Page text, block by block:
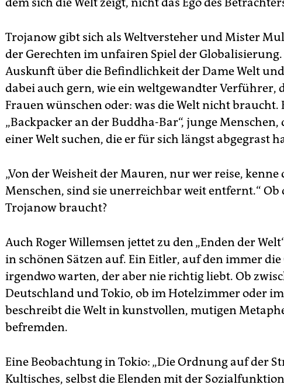
19,99 Euro
Dennis Gastmann:„Gang nach Canossa“. Rowohlt
Euro
Trojanow gibt sich als Weltversteher und Mister
der Gerechten im unfairen Spiel der
Auskunft über die Befindlichkeit der Dame Welt
dabei auch gern, wie ein weltgewandter Verführer,
Frauen wünschen oder: was die Welt nicht braucht.
„Backpacker an der Buddha-Bar“, junge
einer Welt suchen, die er für sich längst abgegrast
„Von der Weisheit der Mauren, nur wer reise, kenne
Menschen, sind sie unerreichbar weit entfernt.“ Ob
Trojanow braucht?
Auch Roger Willemsen jettet zu den „Enden der
in schönen Sätzen auf. Ein Eitler, auf den immer die
irgendwo warten, der aber nie richtig liebt. Ob
Deutschland und Tokio, ob im Hotelzimmer oder
beschreibt die Welt in kunstvollen, mutigen
befremden.
Eine Beobachtung in Tokio: „Die Ordnung auf der
Kultisches, selbst die Elenden mit der